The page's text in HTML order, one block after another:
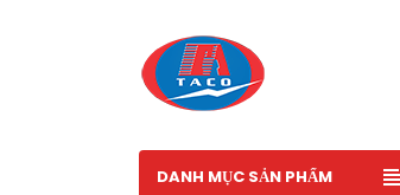
DANH MỤC SẢN PHẨM